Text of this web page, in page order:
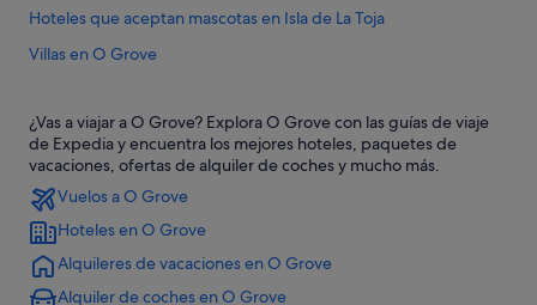
Hoteles que aceptan mascotas en Isla de La Toja
Villas en O Grove
Hoteles con spa en O Grove
Hoteles con piscina en O Grove
Moteles en O Grove
Hoteles en la playa en O Grove
Hoteles cerca de Illa da Toxa Pequena
¿Vas a viajar a O Grove? Explora O Grove con las guías de viaje
de Expedia y encuentra los mejores hoteles, paquetes de
vacaciones, ofertas de alquiler de coches y mucho más.
Vuelos a O Grove
Hoteles en O Grove
Alquileres de vacaciones en O Grove
Alquiler de coches en O Grove